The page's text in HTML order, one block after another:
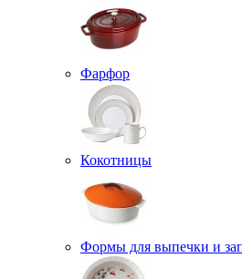
Фарфор
Кокотницы
Формы для выпечки и